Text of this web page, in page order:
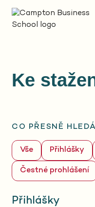
Ke
CO PŘESNĚ
Vše Přihlášky
Čestné prohlášení
Přihlášky